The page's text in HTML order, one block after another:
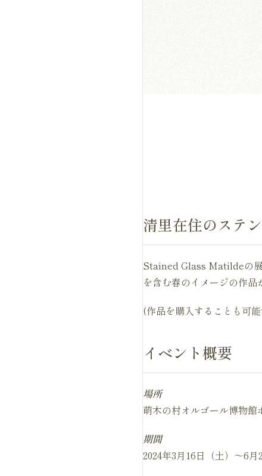
清里在住のステ
Stained Glass Matildeの展
を含む春のイメージの作品
(作品を購入することも可
イベント概要
場所
萌木の村オルゴール博物
期間
2024年3月16日（土）〜6月